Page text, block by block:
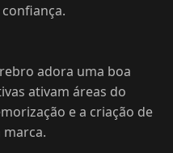
adora uma boa
ativam áreas do
e a criação de